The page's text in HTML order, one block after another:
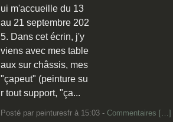
ui m'accueille du 13
au 21 septembre 202
5. Dans cet écrin, j'y
viens avec mes table
aux sur châssis, mes
"çapeut" (peinture su
r tout support, "ça...
Posté par peinturesfr à 15:03 - Commentaires […]